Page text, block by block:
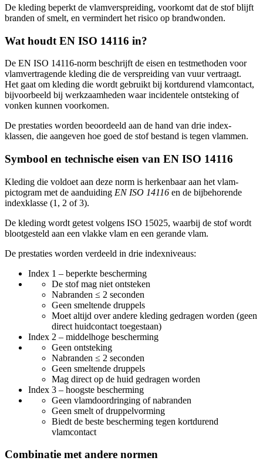
De kleding beperkt de vlamverspreiding, voorkomt dat de stof blijft
branden of smelt, en vermindert het risico op brandwonden.
Wat houdt EN ISO 14116 in?
De EN ISO 14116-norm beschrijft de eisen en testmethoden voor
vlamvertragende kleding die de verspreiding van vuur vertraagt.
Het gaat om kleding die wordt gebruikt bij kortdurend vlamcontact,
bijvoorbeeld bij werkzaamheden waar incidentele ontsteking of
vonken kunnen voorkomen.
De prestaties worden beoordeeld aan de hand van drie index-
klassen, die aangeven hoe goed de stof bestand is tegen vlammen.
Symbool en technische eisen van EN ISO 14116
Kleding die voldoet aan deze norm is herkenbaar aan het vlam-
pictogram met de aanduiding EN ISO 14116 en de bijbehorende
indexklasse (1, 2 of 3).
De kleding wordt getest volgens ISO 15025, waarbij de stof wordt
blootgesteld aan een vlakke vlam en een gerande vlam.
De prestaties worden verdeeld in drie indexniveaus:
Index 1 – beperkte bescherming
De stof mag niet ontsteken
Nabranden ≤ 2 seconden
Geen smeltende druppels
Moet altijd over andere kleding gedragen worden (geen
direct huidcontact toegestaan)
Index 2 – middelhoge bescherming
Geen ontsteking
Nabranden ≤ 2 seconden
Geen smeltende druppels
Mag direct op de huid gedragen worden
Index 3 – hoogste bescherming
Geen vlamdoordringing of nabranden
Geen smelt of druppelvorming
Biedt de beste bescherming tegen kortdurend
vlamcontact
Combinatie met andere normen